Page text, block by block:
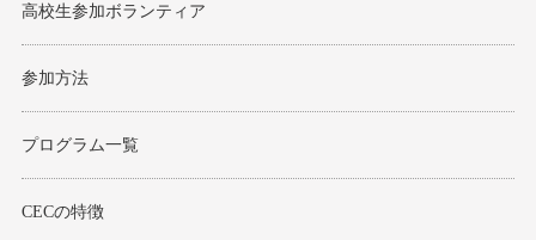
高校生参加ボランティア
参加方法
プログラム一覧
CECの特徴